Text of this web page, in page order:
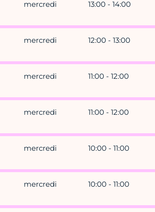
mercredi 13:00 - 14:00
mercredi 12:00 - 13:00
mercredi 11:00 - 12:00
mercredi 11:00 - 12:00
mercredi 10:00 - 11:00
mercredi 10:00 - 11:00